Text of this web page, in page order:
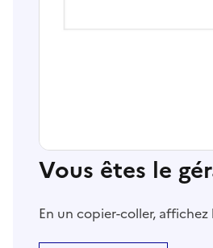
Vous êtes le
En un copier-coller,